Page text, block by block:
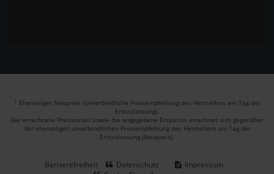
1 Ehemaliger Neupreis (Unverbindliche Preisempfehlung des Herstellers am Tag der
Erstzulassung).
Der errechnete Preisvorteil sowie die angegebene Ersparnis errechnet sich gegenüber
der ehemaligen unverbindlichen Preisempfehlung des Herstellers am Tag der
Erstzulassung (Neupreis).
Barrierefreiheit Datenschutz
Impressum